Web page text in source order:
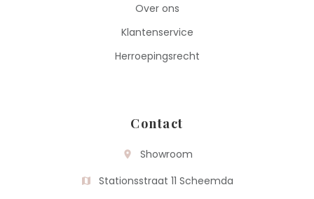
Over ons
Klantenservice
Herroepingsrecht
Contact
room Showroom
map
Stationsstraat 11 Scheemda